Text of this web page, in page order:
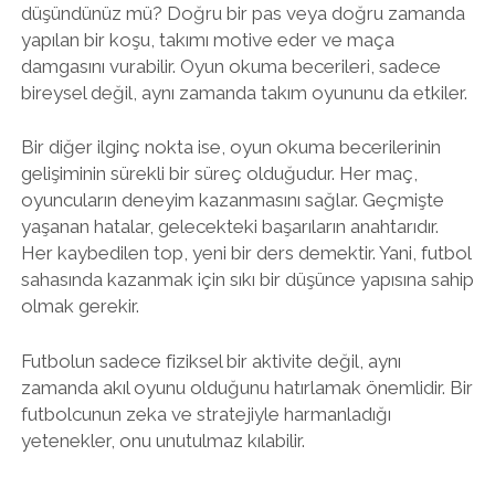
düşündünüz mü? Doğru bir pas veya doğru zamanda
yapılan bir koşu, takımı motive eder ve maça
damgasını vurabilir. Oyun okuma becerileri, sadece
bireysel değil, aynı zamanda takım oyununu da etkiler.
Bir diğer ilginç nokta ise, oyun okuma becerilerinin
gelişiminin sürekli bir süreç olduğudur. Her maç,
oyuncuların deneyim kazanmasını sağlar. Geçmişte
yaşanan hatalar, gelecekteki başarıların anahtarıdır.
Her kaybedilen top, yeni bir ders demektir. Yani, futbol
sahasında kazanmak için sıkı bir düşünce yapısına sahip
olmak gerekir.
Futbolun sadece fiziksel bir aktivite değil, aynı
zamanda akıl oyunu olduğunu hatırlamak önemlidir. Bir
futbolcunun zeka ve stratejiyle harmanladığı
yetenekler, onu unutulmaz kılabilir.